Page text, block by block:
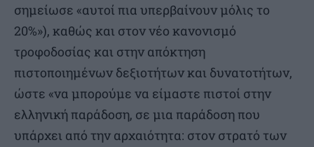
σημείωσε «αυτοί πια υπερβαίνουν μόλις το
20%»), καθώς και στον νέο κανονισμό
τροφοδοσίας και στην απόκτηση
πιστοποιημένων δεξιοτήτων και δυνατοτήτων,
ώστε «να μπορούμε να είμαστε πιστοί στην
ελληνική παράδοση, σε μια παράδοση που
υπάρχει από την αρχαιότητα: στον στρατό των